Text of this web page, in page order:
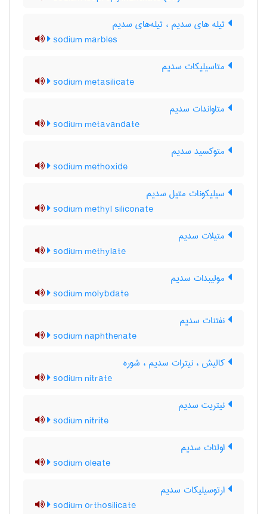
تیله های سدیم ، تیله‌های سدیم
sodium marbles
متاسیلیکات سدیم
sodium metasilicate
متاواندات سدیم
sodium metavandate
متوکسید سدیم
sodium methoxide
سیلیکونات متیل سدیم
sodium methyl siliconate
متیلات سدیم
sodium methylate
مولیبدات سدیم
sodium molybdate
نفتنات سدیم
sodium naphthenate
کالیش ، نیترات سدیم ، شوره
sodium nitrate
نیتریت سدیم
sodium nitrite
اولئات سدیم
sodium oleate
ارتوسیلیکات سدیم
sodium orthosilicate